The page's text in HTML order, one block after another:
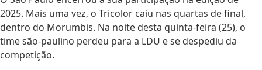
2025. Mais uma vez, o Tricolor caiu nas quartas de final,
dentro do Morumbis. Na noite desta quinta-feira (25), o
time são-paulino perdeu para a LDU e se despediu da
competição.